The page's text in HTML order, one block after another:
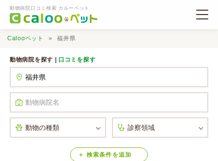
動物病院口コミ検索 カルーペット
口コミ検索
Calooペットとは？
Calooペット 福井県
動物病院を探す | 口コミを探す
検索条件 を追加